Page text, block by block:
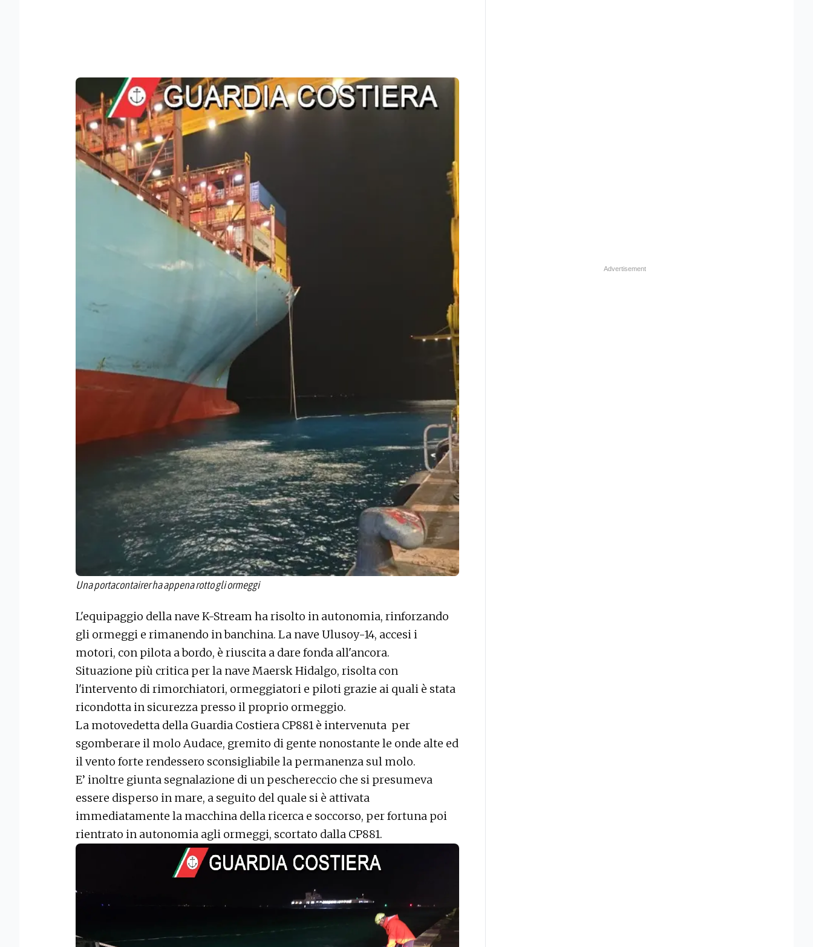
Una portacontairer ha appena rotto gli ormeggi
L'equipaggio della nave K-Stream ha risolto in autonomia, rinforzando
gli ormeggi e rimanendo in banchina. La nave Ulusoy-14, accesi i
motori, con pilota a bordo, è riuscita a dare fonda all'ancora.
Situazione più critica per la nave Maersk Hidalgo, risolta con
l'intervento di rimorchiatori, ormeggiatori e piloti grazie ai quali è stata
ricondotta in sicurezza presso il proprio ormeggio.
La motovedetta della Guardia Costiera CP881 è intervenuta per
sgomberare il molo Audace, gremito di gente nonostante le onde alte ed
il vento forte rendessero sconsigliabile la permanenza sul molo.
E’ inoltre giunta segnalazione di un peschereccio che si presumeva
essere disperso in mare, a seguito del quale si è attivata
immediatamente la macchina della ricerca e soccorso, per fortuna poi
rientrato in autonomia agli ormeggi, scortato dalla CP881.